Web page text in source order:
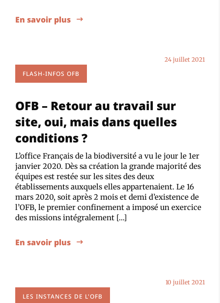
En savoir plus
FLASH-INFOS OFB
24 juillet 2021
OFB – Retour au travail sur
site, oui, mais dans quelles
conditions ?
L’office Français de la biodiversité a vu le jour le 1er
janvier 2020. Dès sa création la grande majorité des
équipes est restée sur les sites des deux
établissements auxquels elles appartenaient. Le 16
mars 2020, soit après 2 mois et demi d’existence de
l’OFB, le premier confinement a imposé un exercice
des missions intégralement […]
En savoir plus
LES INSTANCES DE L'OFB
10 juillet 2021